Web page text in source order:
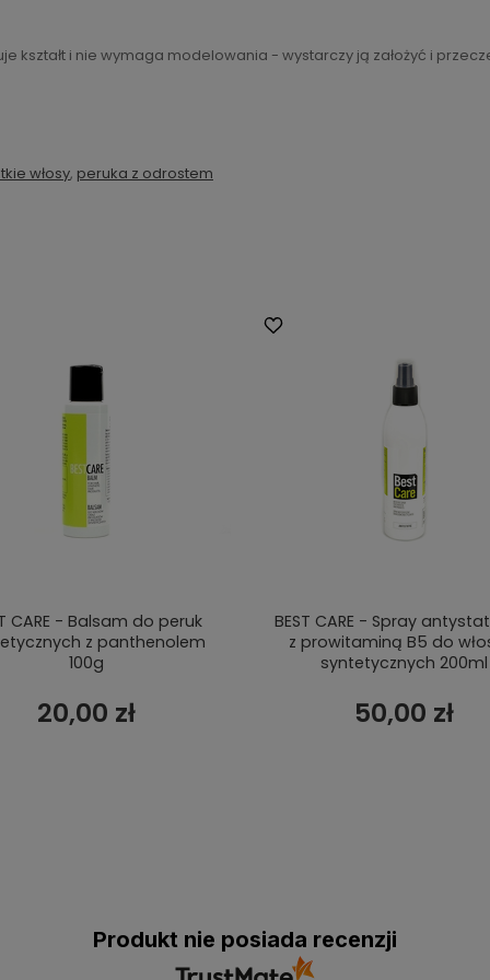
kształt i nie wymaga modelowania - wystarczy ją założyć i
włosy, peruka z odrostem
CARE - Balsam do peruk
z panthenolem
100g
20,00 zł
BEST CARE - Spray
z prowitaminą B5 do
syntetycznych 200ml
50,00 zł
Produkt nie posiada recenzji